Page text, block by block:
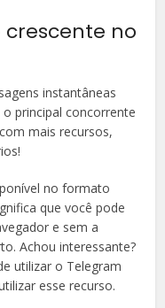
crescente no
instantâneas
principal concorrente
mais recursos,
no formato
que você pode
e sem a
Achou interessante?
utilizar o Telegram
esse recurso.